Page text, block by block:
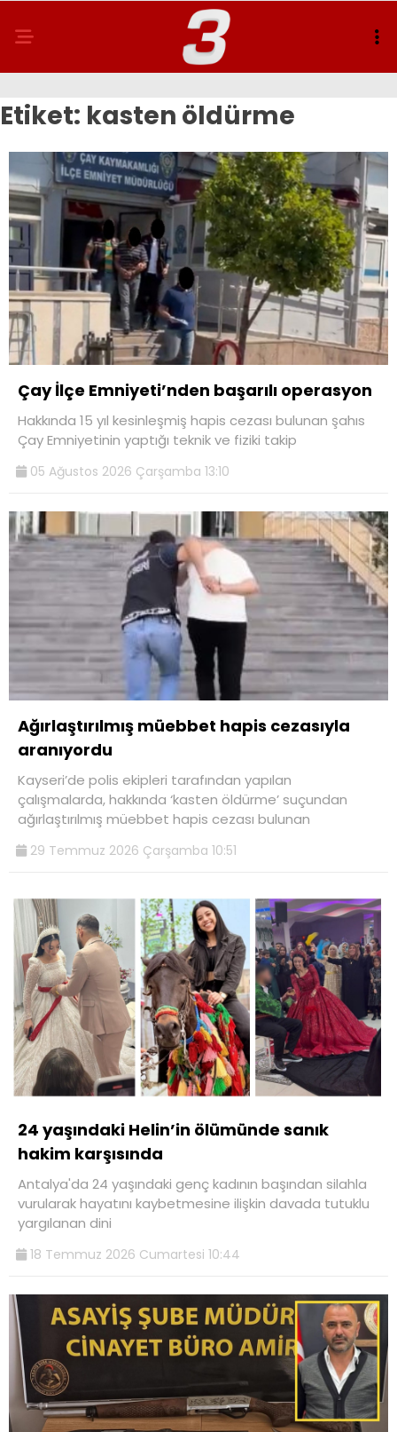
Etiket: kasten öldürme
Çay İlçe Emniyeti’nden başarılı operasyon
Hakkında 15 yıl kesinleşmiş hapis cezası bulunan şahıs
Çay Emniyetinin yaptığı teknik ve fiziki takip
05 Ağustos 2026 Çarşamba 13:10
Ağırlaştırılmış müebbet hapis cezasıyla
aranıyordu
Kayseri’de polis ekipleri tarafından yapılan
çalışmalarda, hakkında ‘kasten öldürme’ suçundan
ağırlaştırılmış müebbet hapis cezası bulunan
29 Temmuz 2026 Çarşamba 10:51
24 yaşındaki Helin’in ölümünde sanık
hakim karşısında
Antalya'da 24 yaşındaki genç kadının başından silahla
vurularak hayatını kaybetmesine ilişkin davada tutuklu
yargılanan dini
18 Temmuz 2026 Cumartesi 10:44